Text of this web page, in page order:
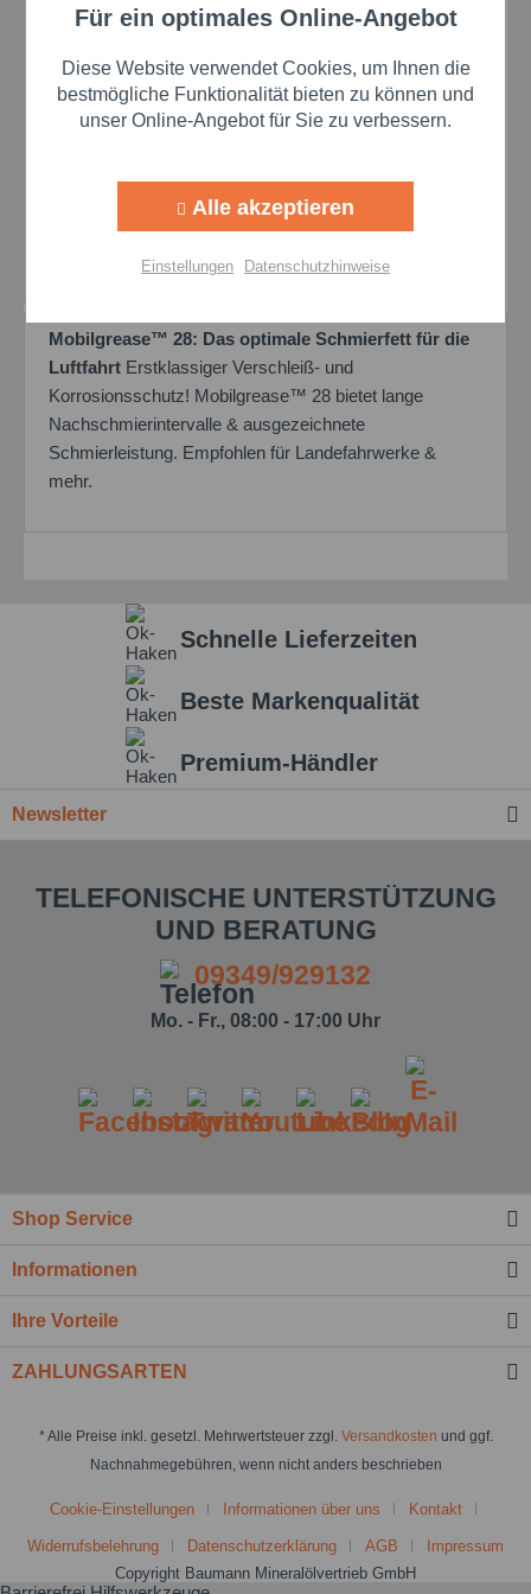
Mobilgrease 28 - 50 kg
Hobbock Schmierfett
Verschleißschutz
Preis auf Anfrage
Details
Mobilgrease™ 28: Das optimale Schmierfett für die
Luftfahrt Erstklassiger Verschleiß- und
Korrosionsschutz! Mobilgrease™ 28 bietet lange
Nachschmierintervalle & ausgezeichnete
Schmierleistung. Empfohlen für Landefahrwerke &
mehr.
Schnelle Lieferzeiten
Beste Markenqualität
Premium-Händler
Newsletter
TELEFONISCHE UNTERSTÜTZUNG
UND BERATUNG
09349/929132
Mo. - Fr., 08:00 - 17:00 Uhr
Shop Service
Informationen
Ihre Vorteile
ZAHLUNGSARTEN
* Alle Preise inkl. gesetzl. Mehrwertsteuer zzgl. Versandkosten und ggf.
Nachnahmegebühren, wenn nicht anders beschrieben
Cookie-Einstellungen Informationen über uns Kontakt
Widerrufsbelehrung Datenschutzerklärung AGB
Impressum
Copyright Baumann Mineralölvertrieb GmbH
Funktionale Aktiv
Marketing Aktiv
Personalisierung Aktiv
Einstellungen speichern
Für ein optimales Online-Angebot
Diese Website verwendet Cookies, um Ihnen die
bestmögliche Funktionalität bieten zu können und
unser Online-Angebot für Sie zu verbessern.
Alle akzeptieren
Einstellungen Datenschutzhinweise